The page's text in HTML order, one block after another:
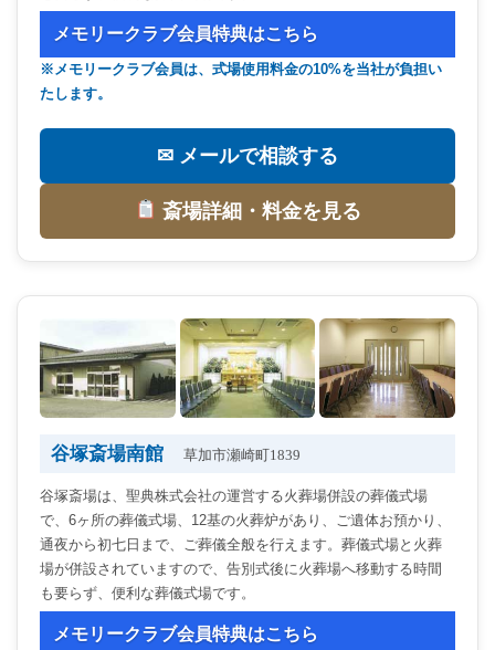
メモリークラブ会員特典はこちら
※メモリークラブ会員は、式場使用料金の10%を当社が負担い
たします。
✉ メールで相談する
斎場詳細・料金を見る
谷塚斎場南館 草加市瀬崎町1839
谷塚斎場は、聖典株式会社の運営する火葬場併設の葬儀式場
で、6ヶ所の葬儀式場、12基の火葬炉があり、ご遺体お預かり、
通夜から初七日まで、ご葬儀全般を行えます。葬儀式場と火葬
場が併設されていますので、告別式後に火葬場へ移動する時間
も要らず、便利な葬儀式場です。
メモリークラブ会員特典はこちら